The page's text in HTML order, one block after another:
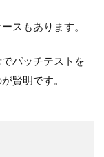
スもあります。
パッチテストを
賢明です。